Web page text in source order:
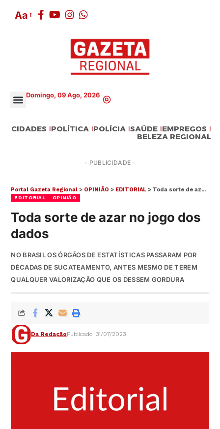
Aa
Domingo, 09 Ago, 2026
CIDADES POLÍTICA POLÍCIA SAÚDE EMPREGOS
BELEZA REGIONAL
- PUBLICIDADE -
Portal Gazeta Regional > OPINIÃO > EDITORIAL > Toda sorte de azar no jogo dos dados
EDITORIAL OPINIÃO
Toda sorte de azar no jogo dos
dados
NO BRASIL OS ÓRGÃOS DE ESTATÍSTICAS PASSARAM POR
DÉCADAS DE SUCATEAMENTO, ANTES MESMO DE TEREM
QUALQUER VALORIZAÇÃO QUE OS DESSEM GORDURA
Da RedaçãoPublicado: 31/07/2023